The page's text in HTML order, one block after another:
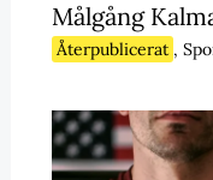
Målgång
Återpublicerat ,